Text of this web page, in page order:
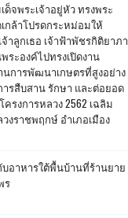
ด็จพระเจ้าอยู่หัว ทรงพระ
กล้าโปรดกระหม่อมให้
จ้าลูกเธอ เจ้าฟ้าพัชรกิติยาภา
ระองค์ไปทรงเปิดงาน
การพัฒนาเกษตรที่สูงอย่าง
รสืบสาน รักษา และต่อยอด
รงการหลวง 2562 เฉลิม
ราชพฤกษ์ อำเภอเมือง
อาหารใต้พื้นบ้านที่ร้านยาย
ร